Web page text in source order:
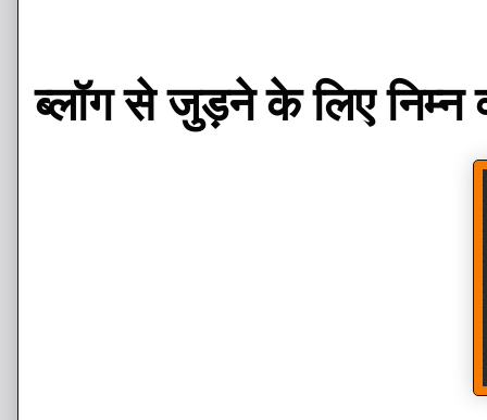
ब्लॉग से जुड़ने के लिए